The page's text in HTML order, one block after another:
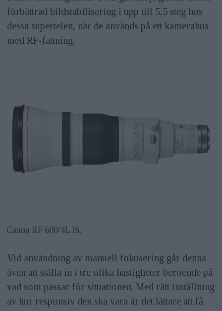
förbättrad bildstabilisering i upp till 5,5 steg hos
dessa supertelen, när de används på ett kamerahus
med RF-fattning.
Canon RF 600/4L IS.
Vid användning av manuell fokusering går denna
även att ställa in i tre olika hastigheter beroende på
vad som passar för situationen. Med rätt inställning
av hur responsiv den ska vara är det lättare att få